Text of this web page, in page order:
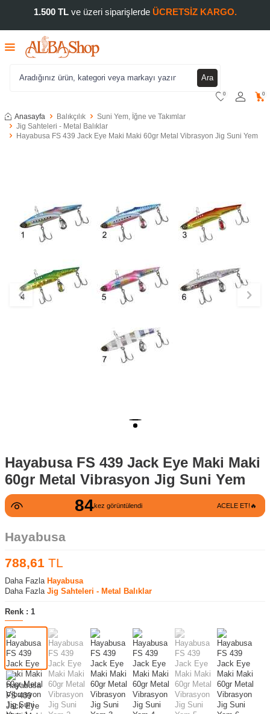
1.500 TLve üzeri siparişlerde ÜCRETSİZ KARGO.
Ara
0 0
Anasayfa Balıkçılık
Suni Yem, İğne ve Takımlar
Jig Sahteleri - Metal Balıklar
Hayabusa FS 439 Jack Eye Maki Maki 60gr Metal Vibrasyon Jig Suni Yem
Hayabusa FS 439 Jack Eye Maki Maki
60gr Metal Vibrasyon Jig Suni Yem
84kez görüntülendi ACELE ET!🔥
Hayabusa
788,61 TL
Daha Fazla Hayabusa
Daha Fazla Jig Sahteleri - Metal Balıklar
Renk : 1